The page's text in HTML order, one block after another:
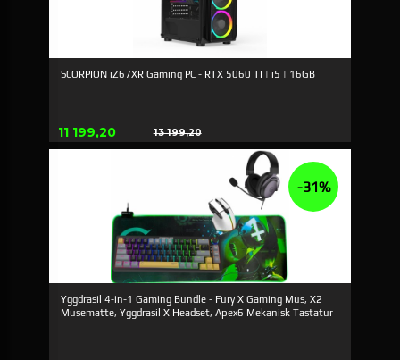
SCORPION iZ67XR Gaming PC - RTX 5060 TI | i5 | 16GB
Erbjudande
11 199,20 13 199,20
Rabatt
Yggdrasil 4-in-1 Gaming Bundle - Fury X Gaming Mus, X2
Musematte, Yggdrasil X Headset, Apex6 Mekanisk Tastatur
-31%